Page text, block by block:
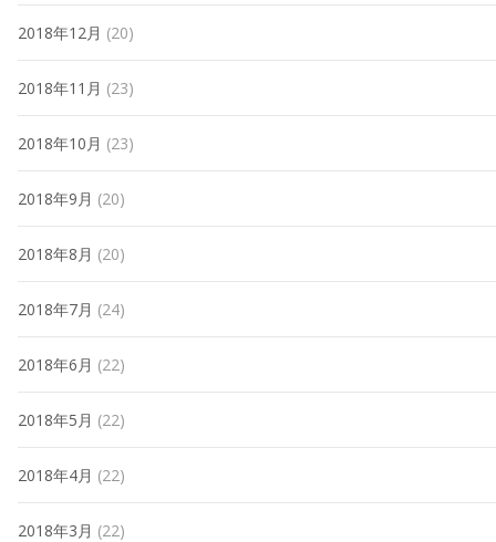
2018年12月 (20)
2018年11月 (23)
2018年10月 (23)
2018年9月 (20)
2018年8月 (20)
2018年7月 (24)
2018年6月 (22)
2018年5月 (22)
2018年4月 (22)
2018年3月 (22)